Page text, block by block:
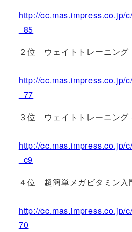
http://cc.mas.impress.co.jp/
_85
２位 ウェイトトレーニング
http://cc.mas.impress.co.jp/
_77
３位 ウェイトトレーニング
http://cc.mas.impress.co.jp/
_c9
４位 超簡単メガビタミン入
http://cc.mas.impress.co.jp/
70